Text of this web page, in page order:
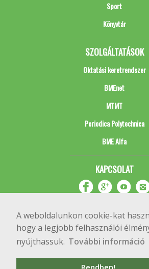
A weboldalunkon cookie-kat
hogy a legjobb felhasználói
nyújthassuk. További információ
Sport
Könyvtár
SZOLGÁLTATÁSOK
Oktatási keretrendszer
BMEnet
MTMT
Periodica Polytechnica
BME Alfa
KAPCSOLAT
Copyright © 2020 BME